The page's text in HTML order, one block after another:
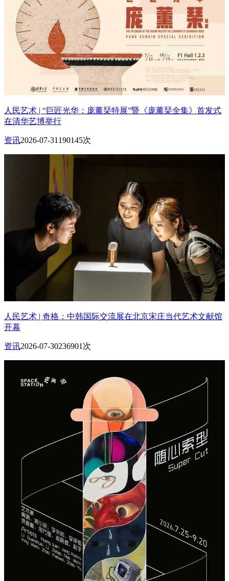
人民艺术 | “巨匠光华：庞薰琹特展”暨《庞薰琹全集》首发式
在清华艺博举行
资讯2026-07-31 190145次
人民艺术 | 奇格：中韩国际交流展在北京宋庄当代艺术文献馆
开幕
资讯2026-07-30236901次